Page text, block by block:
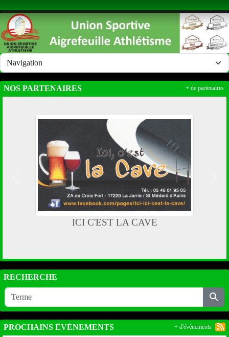
NOS PARTENAIRES
ICI C'EST LA CAVE
Précedent
+ de partenaires
RECHERCHE
PROCHAINS ÉVÉNEMENTS + d'évènements